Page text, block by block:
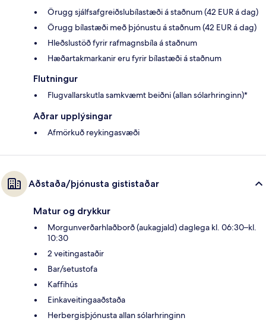
Örugg sjálfsafgreiðslubílastæði á staðnum (42 EUR á dag)
Örugg bílastæði með þjónustu á staðnum (42 EUR á dag)
Hleðslustöð fyrir rafmagnsbíla á staðnum
Hæðartakmarkanir eru fyrir bílastæði á staðnum
Flutningur
Flugvallarskutla samkvæmt beiðni (allan sólarhringinn)*
Aðrar upplýsingar
Afmörkuð reykingasvæði
Aðstaða/þjónusta gististaðar
Matur og drykkur
Morgunverðarhlaðborð (aukagjald) daglega kl. 06:30–kl.
10:30
2 veitingastaðir
Bar/setustofa
Kaffihús
Einkaveitingaaðstaða
Herbergisþjónusta allan sólarhringinn